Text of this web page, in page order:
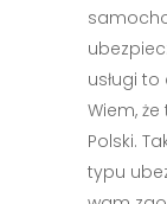
usługi
Wiem,
Polski.
typu